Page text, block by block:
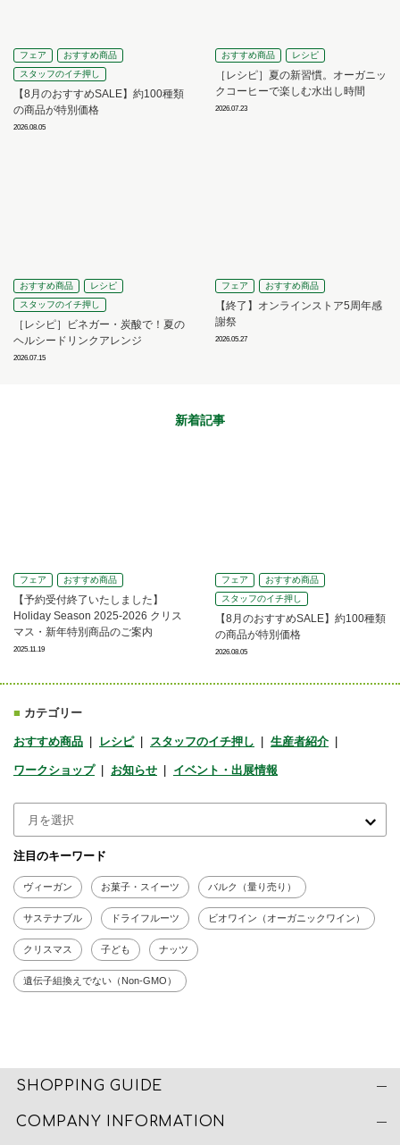
フェア
おすすめ商品
スタッフのイチ押し
【8月のおすすめSALE】約100種類
の商品が特別価格
2026.08.05
おすすめ商品 レシピ
［レシピ］夏の新習慣。オーガニッ
クコーヒーで楽しむ水出し時間
2026.07.23
おすすめ商品
レシピ
スタッフのイチ押し
［レシピ］ビネガー・炭酸で！夏の
ヘルシードリンクアレンジ
2026.07.15
フェア おすすめ商品
【終了】オンラインストア5周年感
謝祭
2026.05.27
新着記事
フェア おすすめ商品
【予約受付終了いたしました】
Holiday Season 2025-2026 クリス
マス・新年特別商品のご案内
2025.11.19
フェア
おすすめ商品
スタッフのイチ押し
【8月のおすすめSALE】約100種類
の商品が特別価格
2026.08.05
■ カテゴリー
おすすめ商品 レシピ スタッフのイチ押し 生産者紹介
ワークショップ お知らせ イベント・出展情報
注目のキーワード
ヴィーガン お菓子・スイーツ バルク（量り売り）
サステナブル ドライフルーツ ビオワイン（オーガニックワイン）
クリスマス 子ども ナッツ
遺伝子組換えでない（Non-GMO）
SHOPPING GUIDE
COMPANY INFORMATION